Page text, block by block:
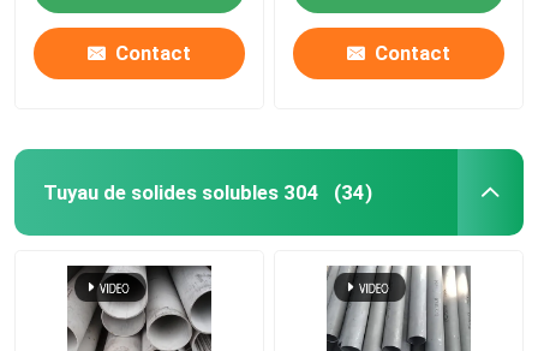
Contact Contact
Tuyau de solides solubles 304 (34)